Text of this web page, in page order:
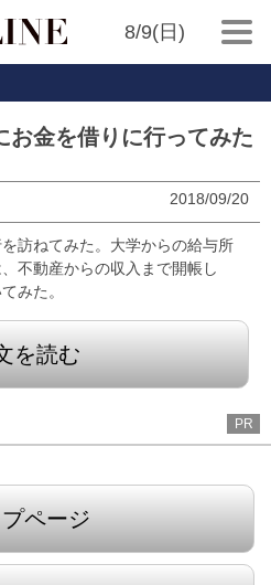
8/9(日)
お金を借りに行ってみた
2018/09/20
訪ねてみた。大学からの給与所
不動産からの収入まで開帳し
みた。
を読む
PR
プページ